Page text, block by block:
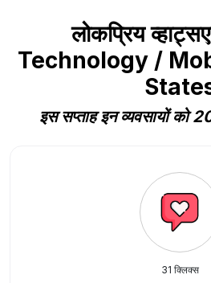
लोकप्रिय
Technology /
इस सप्ताह इन व्यवसायों को
31 क्लिक्स